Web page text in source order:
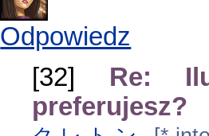
Odpowiedz
[32] Re:
preferujesz?